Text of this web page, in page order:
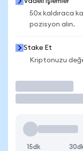
50x kaldıraca
pozisyon alın.
Stake Et
Kriptonuzu
15dk